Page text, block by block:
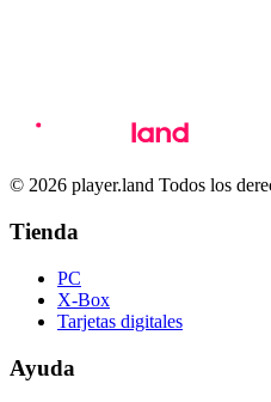
© 2026 player.land Todos los
Tienda
PC
X-Box
Tarjetas digitales
Ayuda